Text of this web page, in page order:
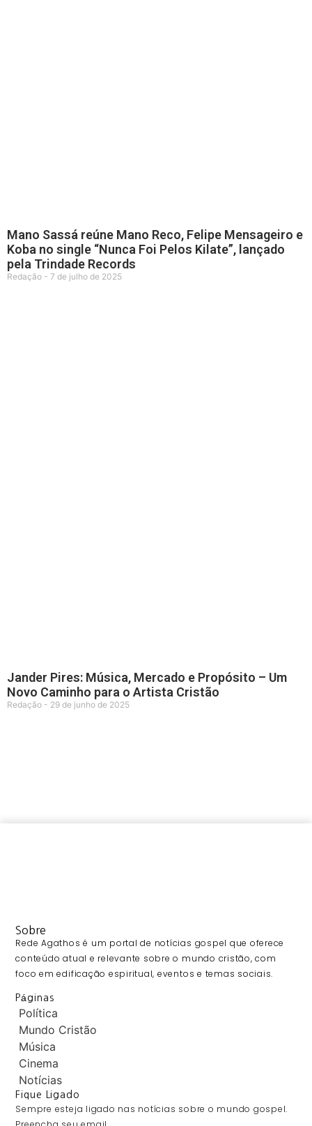
Mano Sassá reúne Mano Reco, Felipe Mensageiro e
Koba no single “Nunca Foi Pelos Kilate”, lançado
pela Trindade Records
Redação 7 de julho de 2025
Jander Pires: Música, Mercado e Propósito – Um
Novo Caminho para o Artista Cristão
Redação 29 de junho de 2025
Sobre
Rede Agathos é um portal de notícias gospel que oferece
conteúdo atual e relevante sobre o mundo cristão, com
foco em edificação espiritual, eventos e temas sociais.
Páginas
Política
Mundo Cristão
Música
Cinema
Notícias
Fique Ligado
Sempre esteja ligado nas notícias sobre o mundo gospel.